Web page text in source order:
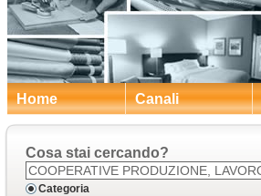
Home Canali
Cosa stai cercando?
Categoria